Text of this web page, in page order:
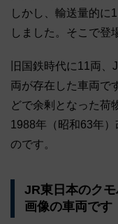
しかし、輸送量的に
しました。そこで登
旧国鉄時代に11両
両が存在した車両で
どで余剰となった荷
1988年（昭和63年
のです。
JR東日本のク
画像の車両です